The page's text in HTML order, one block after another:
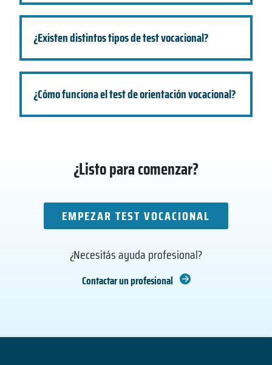
¿Existen distintos tipos de test vocacional?
¿Cómo funciona el test de orientación vocacional?
¿Listo para comenzar?
EMPEZAR TEST VOCACIONAL
¿Necesitás ayuda profesional?
Contactar un profesional